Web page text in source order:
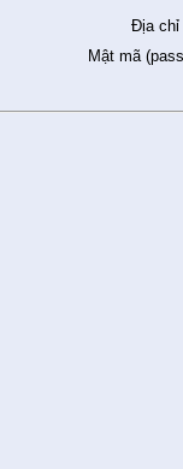
Địa chỉ
Mật mã